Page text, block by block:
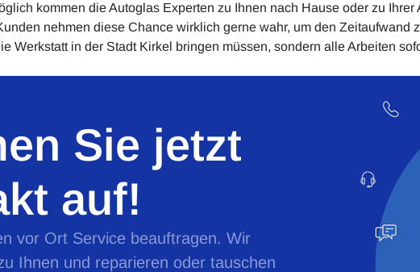
kommen die Autoglas Experten zu Ihnen nach Hause oder zu
nehmen diese Chance wirklich gerne wahr, um den Zeitaufwand
Werkstatt in der Stadt Kirkel bringen müssen, sondern alle Arbeiten
Sie jetzt
auf!
vor Ort Service beauftragen. Wir
Ihnen und reparieren oder tauschen